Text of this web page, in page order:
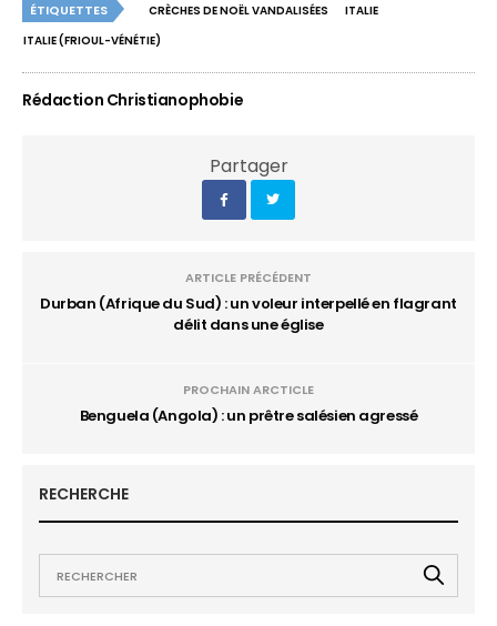
ÉTIQUETTES CRÈCHES DE NOËL VANDALISÉES
ITALIE
ITALIE (FRIOUL-VÉNÉTIE)
Rédaction Christianophobie
Partager
ARTICLE PRÉCÉDENT
Durban (Afrique du Sud) : un voleur interpellé en flagrant
délit dans une église
PROCHAIN ARCTICLE
Benguela (Angola) : un prêtre salésien agressé
RECHERCHE